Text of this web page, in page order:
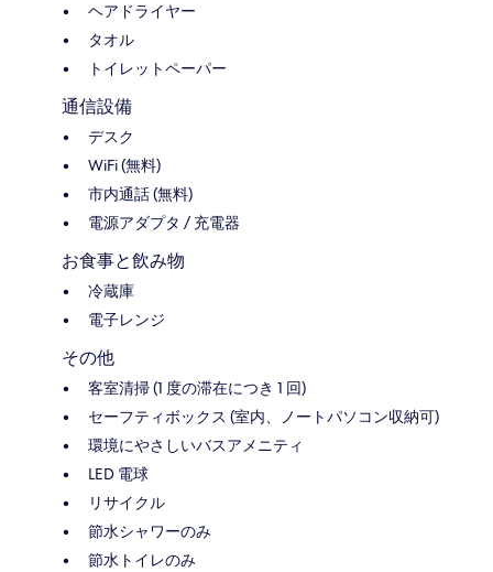
ヘアドライヤー
タオル
トイレットペーパー
通信設備
デスク
WiFi (無料)
市内通話 (無料)
電源アダプタ / 充電器
お食事と飲み物
冷蔵庫
電子レンジ
その他
客室清掃 (1 度の滞在につき 1 回)
セーフティボックス (室内、ノートパソコン収納可)
環境にやさしいバスアメニティ
LED 電球
リサイクル
節水シャワーのみ
節水トイレのみ